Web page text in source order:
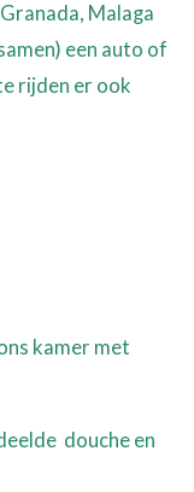
Malaga
een auto of
rijden er ook
kamer met
douche en